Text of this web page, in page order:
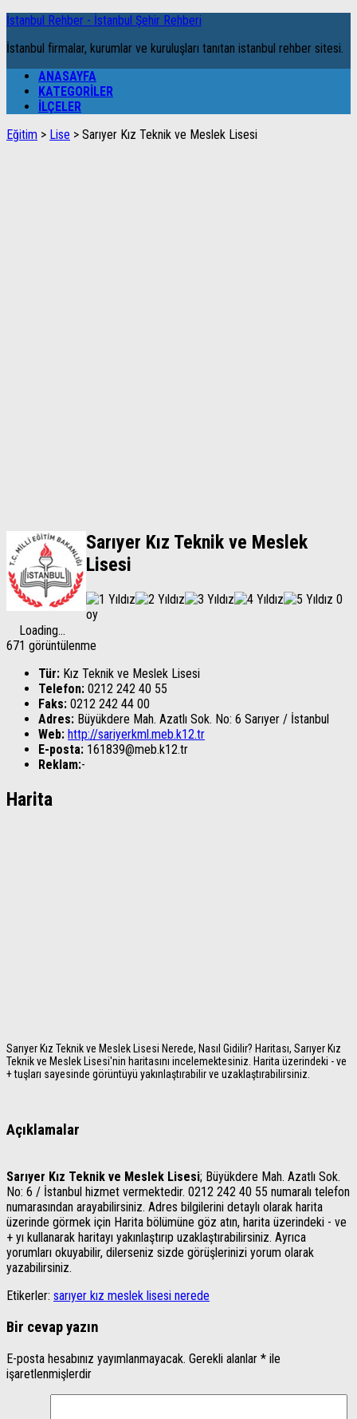
İstanbul Rehber - İstanbul Şehir Rehberi
İstanbul firmalar, kurumlar ve kuruluşları tanıtan istanbul rehber sitesi.
ANASAYFA
KATEGORILER
İLÇELER
Eğitim > Lise > Sarıyer Kız Teknik ve Meslek Lisesi
Sarıyer Kız Teknik ve Meslek
Lisesi
0
oy
Loading...
671 görüntülenme
Tür: Kız Teknik ve Meslek Lisesi
Telefon: 0212 242 40 55
Faks: 0212 242 44 00
Adres: Büyükdere Mah. Azatlı Sok. No: 6 Sarıyer / İstanbul
Web: http://sariyerkml.meb.k12.tr
E-posta: 161839@meb.k12.tr
Reklam:-
Harita
Sarıyer Kız Teknik ve Meslek Lisesi Nerede, Nasıl Gidilir? Haritası, Sarıyer Kız
Teknik ve Meslek Lisesi'nin haritasını incelemektesiniz. Harita üzerindeki - ve
+ tuşları sayesinde görüntüyü yakınlaştırabilir ve uzaklaştırabilirsiniz.
Açıklamalar
Sarıyer Kız Teknik ve Meslek Lisesi; Büyükdere Mah. Azatlı Sok.
No: 6 / İstanbul hizmet vermektedir. 0212 242 40 55 numaralı telefon
numarasından arayabilirsiniz. Adres bilgilerini detaylı olarak harita
üzerinde görmek için Harita bölümüne göz atın, harita üzerindeki - ve
+ yı kullanarak haritayı yakınlaştırıp uzaklaştırabilirsiniz. Ayrıca
yorumları okuyabilir, dilerseniz sizde görüşlerinizi yorum olarak
yazabilirsiniz.
Etikerler: sarıyer kız meslek lisesi nerede
Bir cevap yazın
E-posta hesabınız yayımlanmayacak. Gerekli alanlar * ile
işaretlenmişlerdir